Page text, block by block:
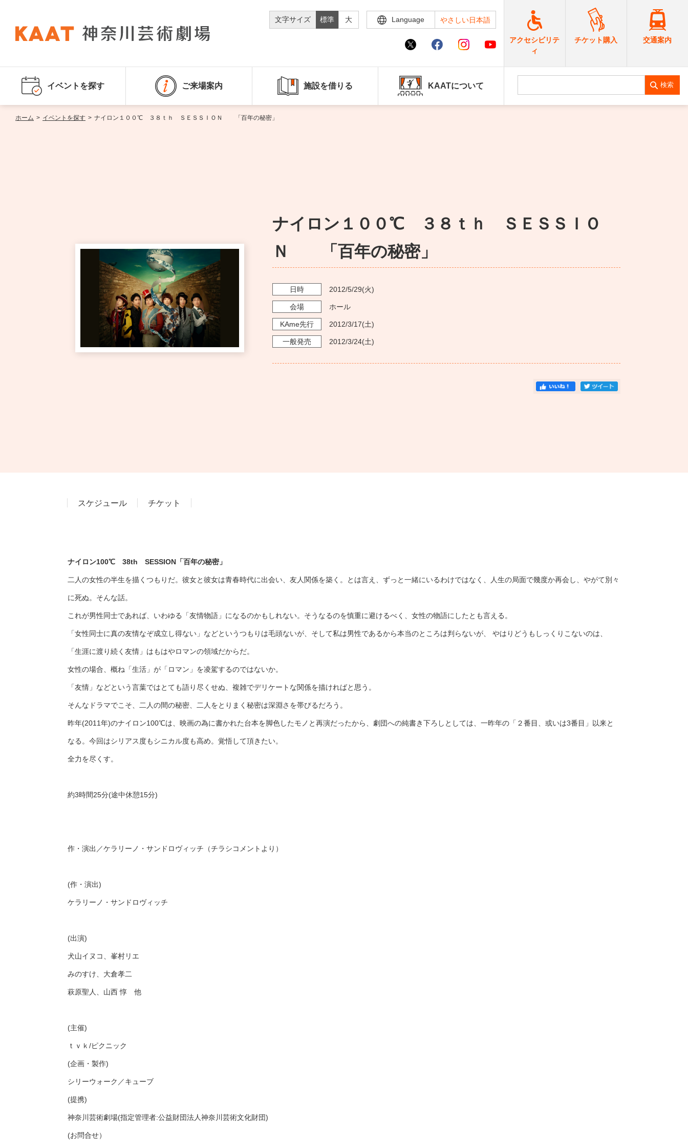
文字サイズ 標準 大 Language やさしい日本語
アクセシビリテ
ィ
チケット購入 交通案内
イベントを探す ご来場案内 施設を借りる KAATについて 検索
ホーム > イベントを探す > ナイロン１００℃ ３８ｔｈ ＳＥＳＳＩＯＮ 「百年の秘密」
ナイロン１００℃ ３８ｔｈ ＳＥＳＳＩＯ
Ｎ 「百年の秘密」
日時 2012/5/29(火)
会場 ホール
KAme先行 2012/3/17(土)
一般発売 2012/3/24(土)
スケジュール チケット
ナイロン100℃ 38th SESSION「百年の秘密」
二人の女性の半生を描くつもりだ。彼女と彼女は青春時代に出会い、友人関係を築く。とは言え、ずっと一緒にいるわけではなく、人生の局面で幾度か再会し、やがて別々
に死ぬ。そんな話。
これが男性同士であれば、いわゆる「友情物語」になるのかもしれない。そうなるのを慎重に避けるべく、女性の物語にしたとも言える。
「女性同士に真の友情なぞ成立し得ない」などというつもりは毛頭ないが、そして私は男性であるから本当のところは判らないが、 やはりどうもしっくりこないのは、
「生涯に渡り続く友情」はもはやロマンの領域だからだ。
女性の場合、概ね「生活」が「ロマン」を凌駕するのではないか。
「友情」などという言葉ではとても語り尽くせぬ、複雑でデリケートな関係を描ければと思う。
そんなドラマでこそ、二人の間の秘密、二人をとりまく秘密は深淵さを帯びるだろう。
昨年(2011年)のナイロン100℃は、映画の為に書かれた台本を脚色したモノと再演だったから、劇団への純書き下ろしとしては、一昨年の「２番目、或いは3番目」以来と
なる。今回はシリアス度もシニカル度も高め。覚悟して頂きたい。
全力を尽くす。
約3時間25分(途中休憩15分)
作・演出／ケラリーノ・サンドロヴィッチ（チラシコメントより）
(作・演出)
ケラリーノ・サンドロヴィッチ
(出演)
犬山イヌコ、峯村リエ
みのすけ、大倉孝二
萩原聖人、山西 惇 他
(主催)
ｔｖｋ/ピクニック
(企画・製作)
シリーウォーク／キューブ
(提携)
神奈川芸術劇場(指定管理者:公益財団法人神奈川芸術文化財団)
(お問合せ）